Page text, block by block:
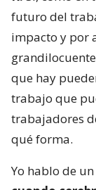
futuro del
impacto y por
que hay
trabajo que
trabajadores
qué forma.
Yo hablo de